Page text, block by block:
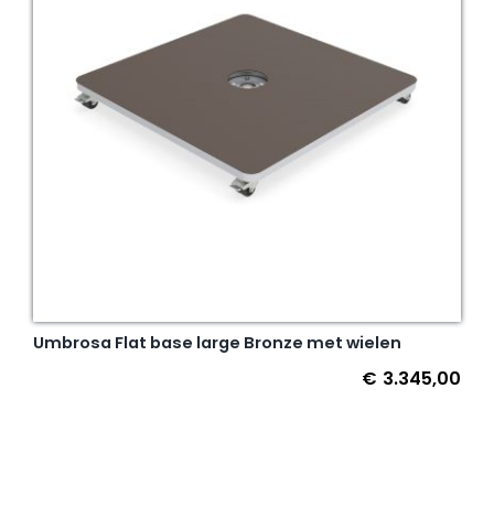
Umbrosa Flat base large Bronze met wielen
€ 3.345,00